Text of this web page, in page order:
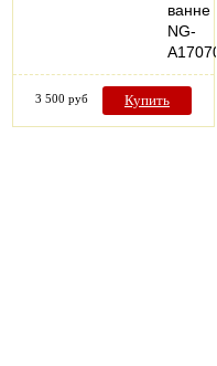
ванне
NG-
A17070
3 500 руб Купить